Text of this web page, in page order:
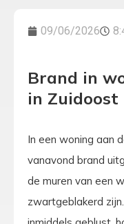
09/06/2026
Brand in
in Zuidoost
In een woning aan
vanavond brand
de muren van een
zwartgeblakerd